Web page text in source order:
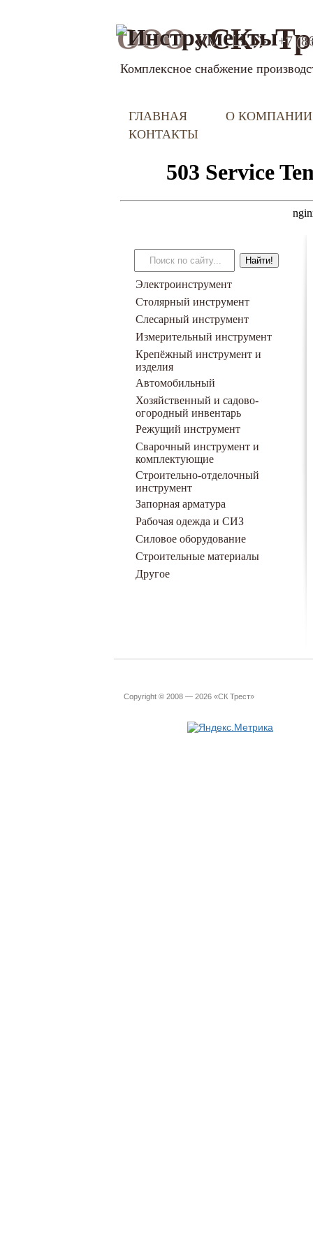
ООО«СК»
Комплексное снабжение
+7
ГЛАВНАЯ
О КОМПАНИИ
КОНТАКТЫ
Электроинструмент
Столярный инструмент
Слесарный инструмент
Измерительный инструмент
Крепёжный инструмент и
изделия
Автомобильный
Хозяйственный и садово-
огородный инвентарь
Режущий инструмент
Сварочный инструмент и
комплектующие
Строительно-отделочный
инструмент
Запорная арматура
Рабочая одежда и СИЗ
Силовое оборудование
Строительные материалы
Другое
Copyright © 2008 — 2026 «СК Трест»